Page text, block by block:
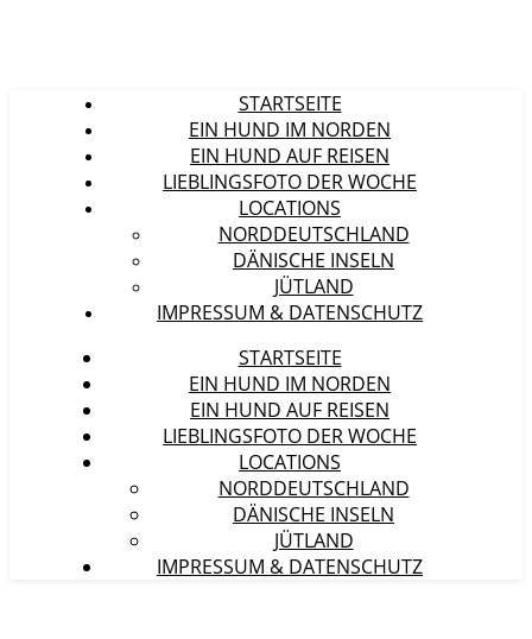
STARTSEITE
EIN HUND IM NORDEN
EIN HUND AUF REISEN
LIEBLINGSFOTO DER WOCHE
LOCATIONS
NORDDEUTSCHLAND
DÄNISCHE INSELN
JÜTLAND
IMPRESSUM & DATENSCHUTZ
STARTSEITE
EIN HUND IM NORDEN
EIN HUND AUF REISEN
LIEBLINGSFOTO DER WOCHE
LOCATIONS
NORDDEUTSCHLAND
DÄNISCHE INSELN
JÜTLAND
IMPRESSUM & DATENSCHUTZ